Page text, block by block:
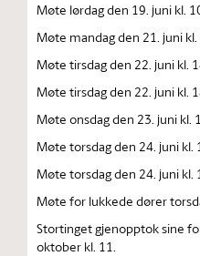
Møte lørdag den 19. juni kl.
Møte mandag den 21. juni kl.
Møte tirsdag den 22. juni kl.
Møte tirsdag den 22. juni kl.
Møte onsdag den 23. juni kl.
Møte torsdag den 24. juni kl.
Møte torsdag den 24. juni kl.
Møte for lukkede dører
Stortinget gjenopptok sine
oktober kl. 11.